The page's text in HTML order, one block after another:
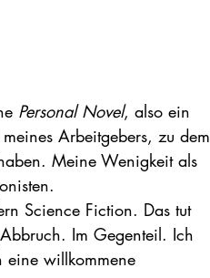
Personal Novel, also ein
Arbeitgebers, zu dem
Meine Wenigkeit als
Science Fiction. Das tut
Im Gegenteil. Ich
eine willkommene